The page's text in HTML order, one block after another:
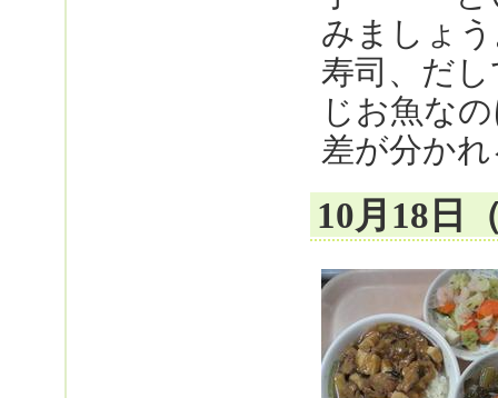
みましょ
寿司、だ
じお魚な
差が分か
10月18日